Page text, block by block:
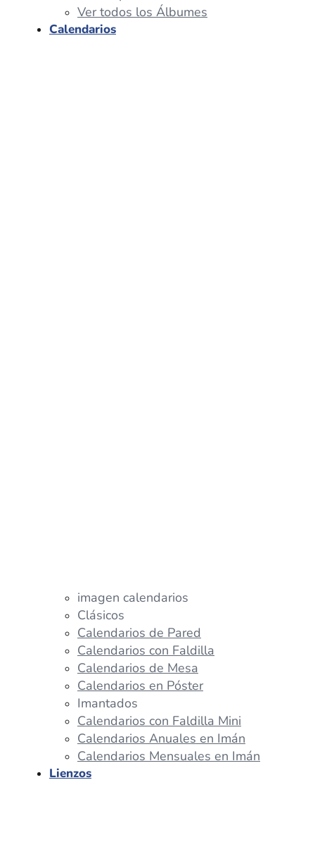
Ver todos los Álbumes
Calendarios
imagen calendarios
Clásicos
Calendarios de Pared
Calendarios con Faldilla
Calendarios de Mesa
Calendarios en Póster
Imantados
Calendarios con Faldilla Mini
Calendarios Anuales en Imán
Calendarios Mensuales en Imán
Lienzos